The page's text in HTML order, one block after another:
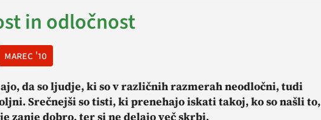
in odločnost
marec '10
da so ljudje, ki so v različnih razmerah neodločni, tudi
Srečnejši so tisti, ki prenehajo iskati takoj, ko so našli to,
zanje dobro, ter si ne delajo več skrbi.